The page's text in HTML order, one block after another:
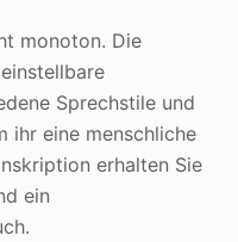
monoton. Die
Sprechstile und
ihr eine menschliche
erhalten Sie
ein